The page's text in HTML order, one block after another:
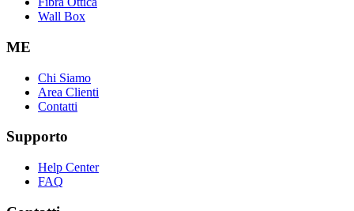
Wall Box
ME
Chi Siamo
Area Clienti
Contatti
Supporto
Help Center
FAQ